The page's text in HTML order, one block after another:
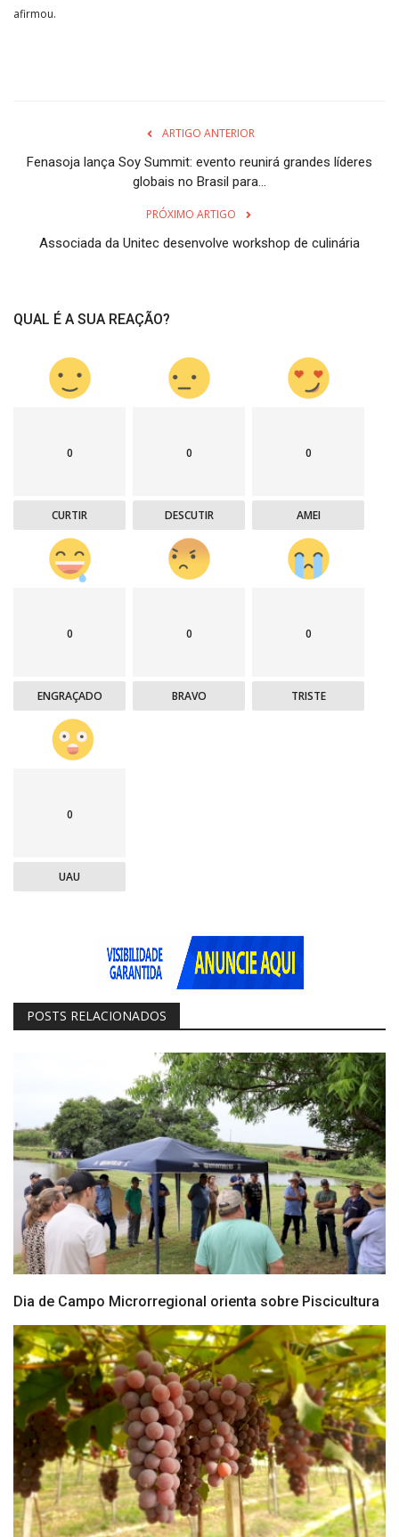
afirmou.
ARTIGO ANTERIOR
Fenasoja lança Soy Summit: evento reunirá grandes líderes
globais no Brasil para...
PRÓXIMO ARTIGO
Associada da Unitec desenvolve workshop de culinária
QUAL É A SUA REAÇÃO?
0
CURTIR
0
DESCUTIR
0
AMEI
0
ENGRAÇADO
0
BRAVO
0
TRISTE
0
UAU
POSTS RELACIONADOS
Dia de Campo Microrregional orienta sobre Piscicultura